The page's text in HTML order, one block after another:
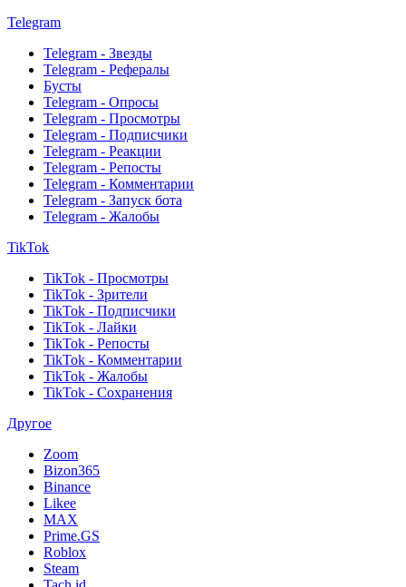
Telegram
Telegram - Звезды
Telegram - Рефералы
Бусты
Telegram - Опросы
Telegram - Просмотры
Telegram - Подписчики
Telegram - Реакции
Telegram - Репосты
Telegram - Комментарии
Telegram - Запуск бота
Telegram - Жалобы
TikTok
TikTok - Просмотры
TikTok - Зрители
TikTok - Подписчики
TikTok - Лайки
TikTok - Репосты
TikTok - Комментарии
TikTok - Жалобы
TikTok - Сохранения
Другое
Zoom
Bizon365
Binance
Likee
MAX
Prime.GS
Roblox
Steam